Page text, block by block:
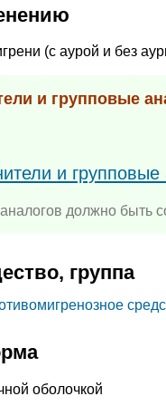
(с аурой и без
и групповые
и
должно быть
группа
оболочкой